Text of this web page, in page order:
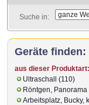
Suche in:
Geräte finden:
aus dieser Produktart:
Ultraschall (110)
Röntgen, Panorama
Arbeitsplatz, Bucky,